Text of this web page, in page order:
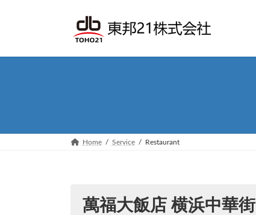
Home Service Restaurant
萬福大飯店 横浜中華街